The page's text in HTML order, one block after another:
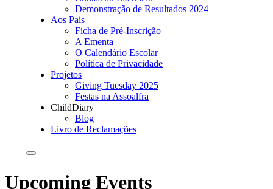
Demonstração de Resultados 2024
Aos Pais
Ficha de Pré-Inscrição
A Ementa
O Calendário Escolar
Política de Privacidade
Projetos
Giving Tuesday 2025
Festas na Assoalfra
ChildDiary
Blog
Livro de Reclamações
Upcoming Events